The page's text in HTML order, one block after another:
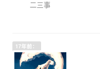
二三事
17年前：